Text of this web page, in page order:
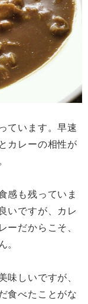
ています。早速
カレーの相性が
感も残っていま
いですが、カレ
ーだからこそ、
。
味しいですが、
食べたことがな